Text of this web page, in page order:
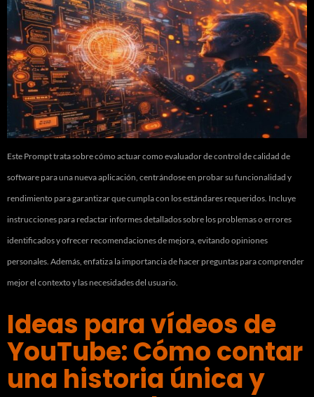
Este Prompt trata sobre cómo actuar como evaluador de control de calidad de
software para una nueva aplicación, centrándose en probar su funcionalidad y
rendimiento para garantizar que cumpla con los estándares requeridos. Incluye
instrucciones para redactar informes detallados sobre los problemas o errores
identificados y ofrecer recomendaciones de mejora, evitando opiniones
personales. Además, enfatiza la importancia de hacer preguntas para comprender
mejor el contexto y las necesidades del usuario.
Ideas para vídeos de
YouTube: Cómo contar
una historia única y